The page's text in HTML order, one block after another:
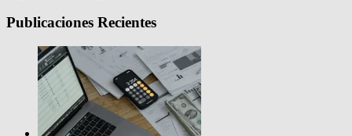
Publicaciones Recientes